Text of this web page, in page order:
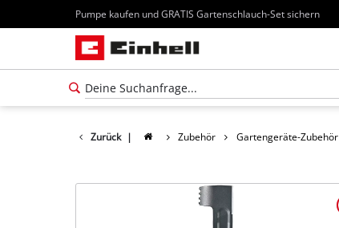
Pumpe kaufen und GRATIS Gartenschlauch-Set sichern
Zurück | Zubehör Gartengeräte-Zubehör